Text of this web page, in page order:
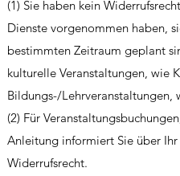
(1) Sie haben kein
Dienste vorgenommen haben,
bestimmten Zeitraum geplant
kulturelle Veranstaltungen, wie
Bildungs-/Lehrveranstaltungen,
(2) Für
Anleitung informiert Sie über Ihr
Widerrufsrecht.